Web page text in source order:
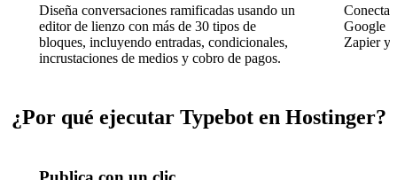
Diseña conversaciones ramificadas usando un
editor de lienzo con más de 30 tipos de
bloques, incluyendo entradas, condicionales,
incrustaciones de medios y cobro de pagos.
Conecta
Google
Zapier y
¿Por qué ejecutar Typebot en Hostinger?